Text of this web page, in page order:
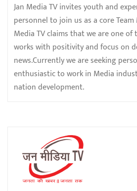
Jan Media TV invites youth and
personnel to join us as a core Team
Media TV claims that we are one of
works with positivity and focus on
news.Currently we are seeking
enthusiastic to work in Media
nation development.